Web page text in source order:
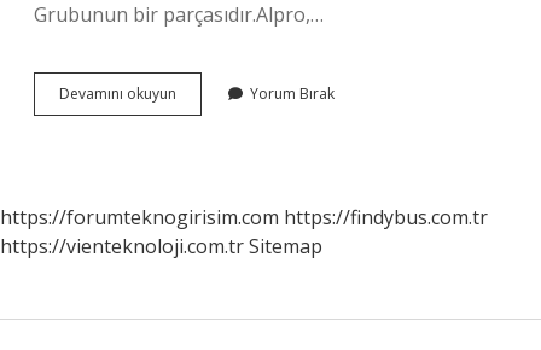
Grubunun bir parçasıdır.Alpro,…
Devamını okuyun
Hangi
Yorum Bırak
https://forumteknogirisim.com https://findybus.com.tr
https://vienteknoloji.com.trSitemap